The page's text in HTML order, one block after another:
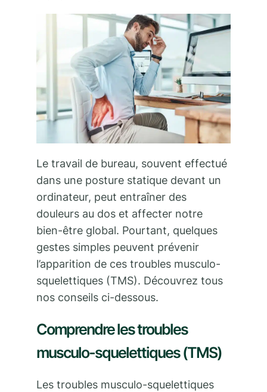
Le travail de bureau, souvent effectué
dans une posture statique devant un
ordinateur, peut entraîner des
douleurs au dos et affecter notre
bien-être global. Pourtant, quelques
gestes simples peuvent prévenir
l’apparition de ces troubles musculo-
squelettiques (TMS). Découvrez tous
nos conseils ci-dessous.
Comprendre les troubles
musculo-squelettiques (TMS)
Les troubles musculo-squelettiques